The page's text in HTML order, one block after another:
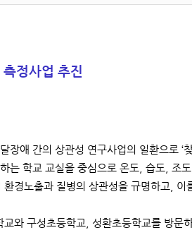
정사업 추진
애 간의 상관성 연구사업의 일환으로 ‘
는 학교 교실을 중심으로 온도, 습도, 조
경노출과 질병의 상관성을 규명하고, 이
와 구성초등학교, 성환초등학교를 방문